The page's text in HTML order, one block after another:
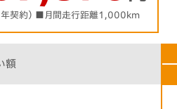
年契約） ■月間走行距離1,000km
額